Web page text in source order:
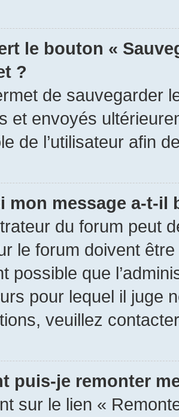
le bouton «
?
de sauvegarder
et envoyés
de l’utilisateur afin
mon message a-t-il
du forum peut
le forum doivent
possible que
pour lequel il juge
veuillez
puis-je remonter
sur le lien «